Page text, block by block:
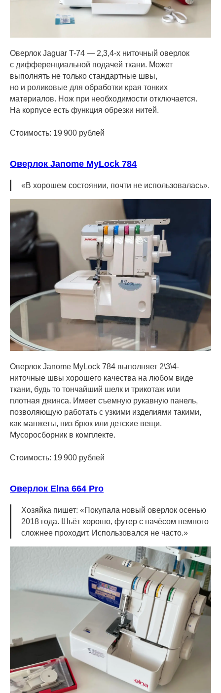
Оверлок Jaguar T-74 — 2,3,4-х ниточный оверлок
с дифференциальной подачей ткани. Может
выполнять не только стандартные швы,
но и роликовые для обработки края тонких
материалов. Нож при необходимости отключается.
На корпусе есть функция обрезки нитей.
Стоимость: 19 900 рублей
Оверлок Janome MyLock 784
«В хорошем состоянии, почти не использовалась».
Оверлок Janome MyLock 784 выполняет 2\3\4-
ниточные швы хорошего качества на любом виде
ткани, будь то тончайший шелк и трикотаж или
плотная джинса. Имеет съемную рукавную панель,
позволяющую работать с узкими изделиями такими,
как манжеты, низ брюк или детские вещи.
Мусоросборник в комплекте.
Стоимость: 19 900 рублей
Оверлок Elna 664 Pro
Хозяйка пишет: «Покупала новый оверлок осенью
2018 года. Шьёт хорошо, футер с начёсом немного
сложнее проходит. Использовался не часто.»